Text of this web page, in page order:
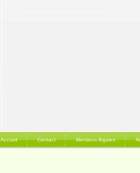
Accueil Contact Mentions légales